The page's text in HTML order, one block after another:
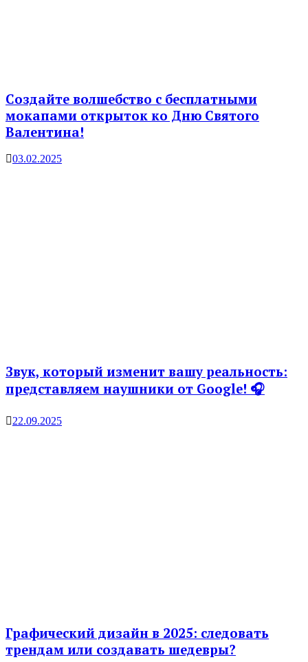
Создайте волшебство с бесплатными
мокапами открыток ко Дню Святого
Валентина!
03.02.2025
Звук, который изменит вашу реальность:
представляем наушники от Google! 🎧
22.09.2025
Графический дизайн в 2025: следовать
трендам или создавать шедевры?